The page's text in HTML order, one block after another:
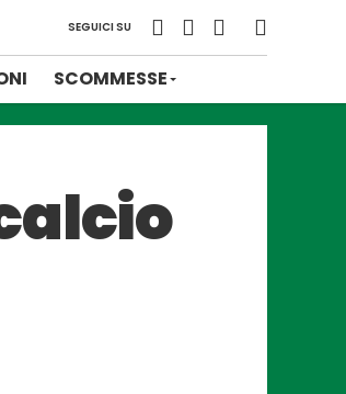
SEGUICI SU
SCOMMESSE